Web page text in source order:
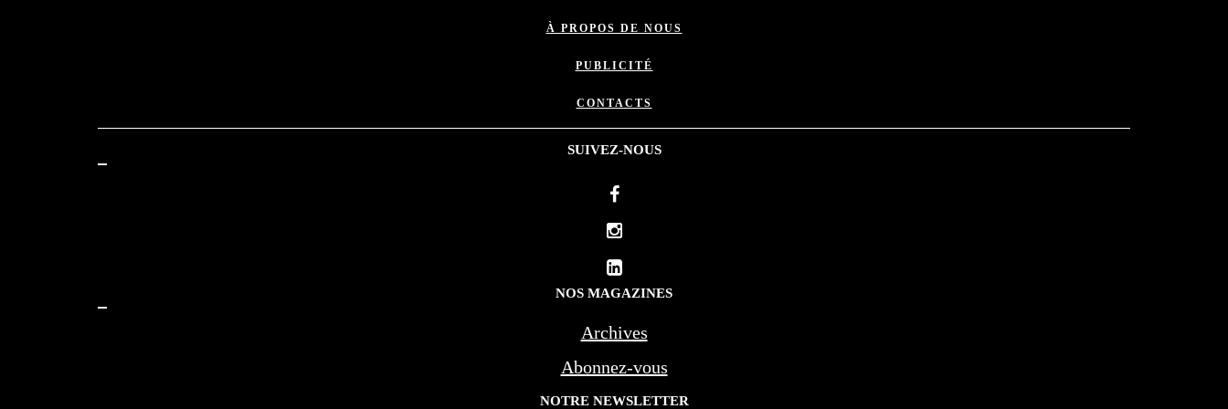
À PROPOS DE NOUS
PUBLICITÉ
CONTACTS
SUIVEZ-NOUS
NOS MAGAZINES
Archives
Abonnez-vous
NOTRE NEWSLETTER